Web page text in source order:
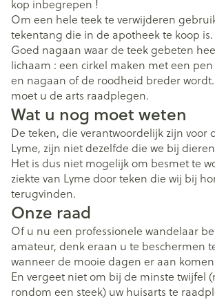
kop inbegrepen !
Om een hele teek te verwijderen
tekentang die in de apotheek te koop is.
Goed nagaan waar de teek gebeten
lichaam : een cirkel maken met een
en nagaan of de roodheid breder
moet u de arts raadplegen.
Wat u nog moet weten
De teken, die verantwoordelijk zijn voor
Lyme, zijn niet dezelfde die we bij
Het is dus niet mogelijk om besmet te
ziekte van Lyme door teken die wij bij
terugvinden.
Onze raad
Of u nu een professionele wandelaar
amateur, denk eraan u te beschermen
wanneer de mooie dagen er aan
En vergeet niet om bij de minste twijfel
rondom een steek) uw huisarts te